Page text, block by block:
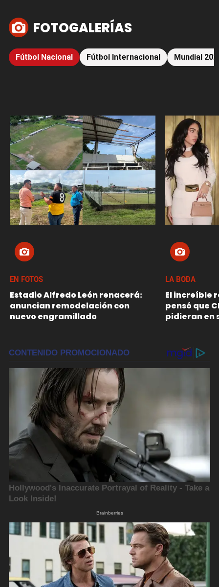
FOTOGALERÍAS
Fútbol Nacional Fútbol Internacional Mundial
EN FOTOS
Estadio Alfredo León renacerá:
anuncian remodelación con
nuevo engramillado
LA BODA
El increíble
pensó que
pidieran en